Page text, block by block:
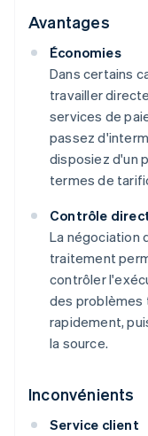
Avantages
Économies
Dans certains
travailler
services de
passez
disposiez d'un
termes de
Contrôle
La négociation
traitement
contrôler
des problèmes
rapidement,
la source.
Inconvénients
Service client